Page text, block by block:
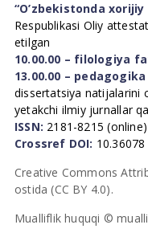
“O’zbekistonda
Respublikasi Oliy
etilgan
10.00.00 – filologiya
13.00.00 –
dissertatsiya natijalarini
yetakchi ilmiy jurnallar
ISSN: 2181-8215 (online)
Crossref DOI: 10.36078
Creative Commons
ostida (CC BY 4.0).
Mualliflik huquqi ©